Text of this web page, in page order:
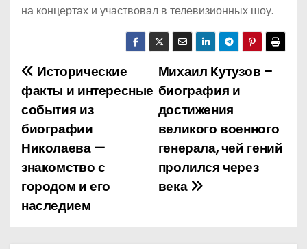
на концертах и участвовал в телевизионных шоу.
Н
а
в
и
г
Михаил Кутузов –
биография и
достижения
великого военного
генерала, чей гений
пролился через
века
Исторические
факты и интересные
события из
биографии
Николаева —
знакомство с
городом и его
наследием